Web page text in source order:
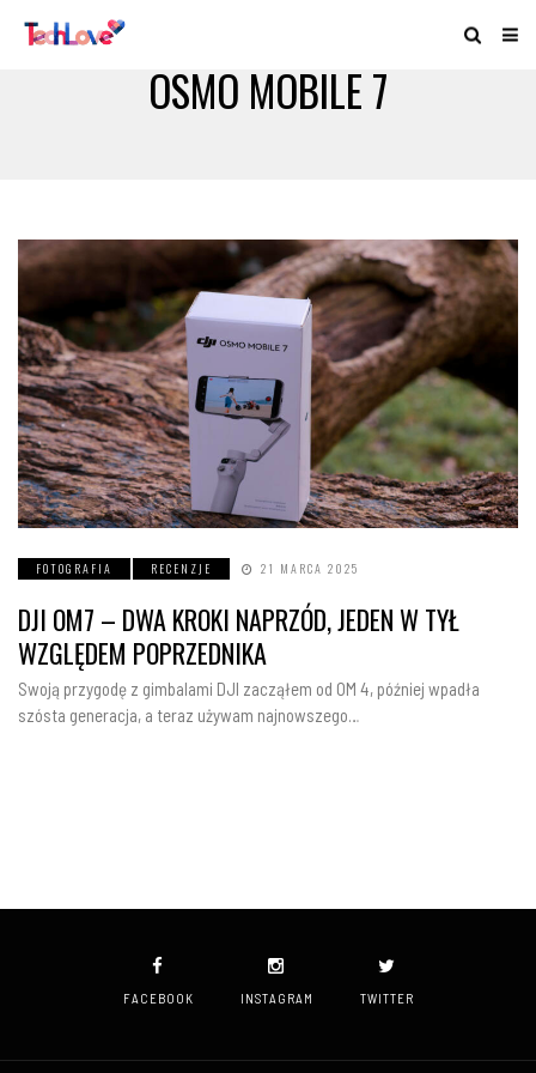
OSMO MOBILE 7
FOTOGRAFIA RECENZJE 21 MARCA 2025
DJI OM7 – DWA KROKI NAPRZÓD, JEDEN W TYŁ
WZGLĘDEM POPRZEDNIKA
Swoją przygodę z gimbalami DJI zacząłem od OM 4, później wpadła
szósta generacja, a teraz używam najnowszego…
FACEBOOK INSTAGRAM TWITTER